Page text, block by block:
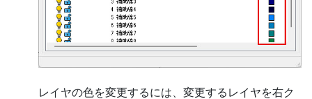
レイヤの色を変更するには、変更するレイヤを右ク